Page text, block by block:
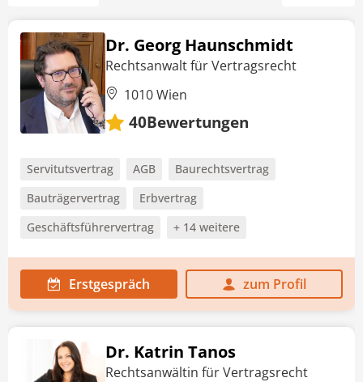
Dr. Georg Haunschmidt
Rechtsanwalt für Vertragsrecht
1010 Wien
40Bewertungen
Servitutsvertrag AGB
Baurechtsvertrag
Bauträgervertrag
Erbvertrag
Geschäftsführervertrag
+ 14 weitere
Erstgespräch zum Profil
Dr. Katrin Tanos
Rechtsanwältin für Vertragsrecht